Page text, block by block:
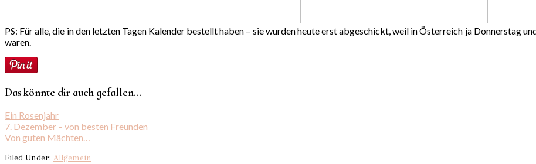
PS: Für alle, die in den letzten Tagen Kalender bestellt haben – sie wurden heute erst abgeschickt, weil in Österreich ja Donnerstag
waren.
Das könnte dir auch gefallen...
Ein Rosenjahr
7. Dezember – von besten Freunden
Von guten Mächten…
Filed Under: Allgemein